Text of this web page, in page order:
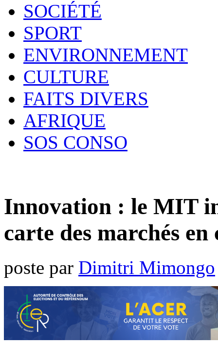
SOCIÉTÉ
SPORT
ENVIRONNEMENT
CULTURE
FAITS DIVERS
AFRIQUE
SOS CONSO
Innovation : le MIT
carte des marchés en
poste par Dimitri Mimongo